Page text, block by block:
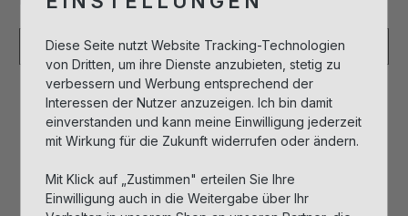
Anmelden zum Einkaufen
Vegan
Tester
Diese Seite nutzt Website Tracking-Technologien
von Dritten, um ihre Dienste anzubieten, stetig zu
verbessern und Werbung entsprechend der
Interessen der Nutzer anzuzeigen. Ich bin damit
einverstanden und kann meine Einwilligung jederzeit
mit Wirkung für die Zukunft widerrufen oder ändern.
Mit Klick auf „Zustimmen" erteilen Sie Ihre
Einwilligung auch in die Weitergabe über Ihr